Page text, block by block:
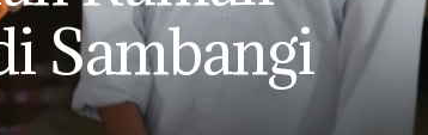
Sambangi